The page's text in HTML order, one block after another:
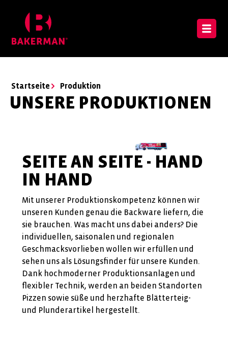
Startseite Produktion
UNSERE PRODUKTIONEN
SEITE AN SEITE - HAND
IN HAND
Mit unserer Produktionskompetenz können wir
unseren Kunden genau die Backware liefern, die
sie brauchen. Was macht uns dabei anders? Die
individuellen, saisonalen und regionalen
Geschmacksvorlieben wollen wir erfüllen und
sehen uns als Lösungsfinder für unsere Kunden.
Dank hochmoderner Produktionsanlagen und
flexibler Technik, werden an beiden Standorten
Pizzen sowie süße und herzhafte Blätterteig-
und Plunderartikel hergestellt.